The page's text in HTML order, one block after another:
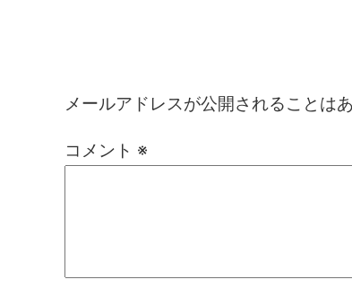
メールアドレスが公開されることはあ
コメント ※